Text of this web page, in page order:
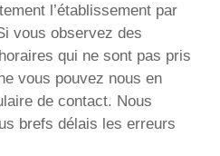
l’établissement par
vous observez des
qui ne sont pas pris
vous pouvez nous en
de contact. Nous
brefs délais les erreurs